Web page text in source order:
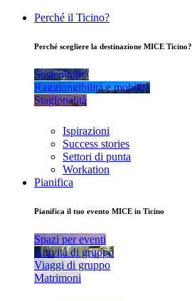
Perché il Ticino?
Perché scegliere la destinazione MICE Ticino?
Sostenibilità
Raggiungibilità e mobilità
Stagionalità
Ispirazioni
Success stories
Settori di punta
Workation
Pianifica
Pianifica il tuo evento MICE in Ticino
Spazi per eventi
Attività di gruppo
Viaggi di gruppo
Matrimoni